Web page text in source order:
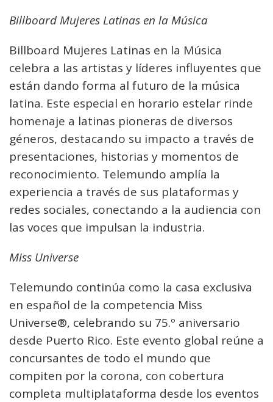
Billboard Mujeres Latinas en la Música
Billboard Mujeres Latinas en la Música
celebra a las artistas y líderes influyentes que
están dando forma al futuro de la música
latina. Este especial en horario estelar rinde
homenaje a latinas pioneras de diversos
géneros, destacando su impacto a través de
presentaciones, historias y momentos de
reconocimiento. Telemundo amplía la
experiencia a través de sus plataformas y
redes sociales, conectando a la audiencia con
las voces que impulsan la industria.
Miss Universe
Telemundo continúa como la casa exclusiva
en español de la competencia Miss
Universe®, celebrando su 75.º aniversario
desde Puerto Rico. Este evento global reúne a
concursantes de todo el mundo que
compiten por la corona, con cobertura
completa multiplataforma desde los eventos